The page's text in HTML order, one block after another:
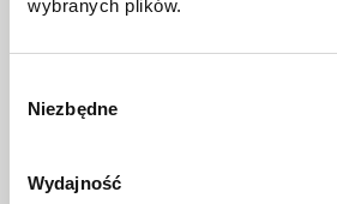
wybranych plików.
zgody
Niezbędne
Wydajność